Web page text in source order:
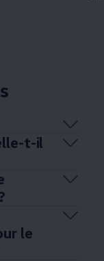
t-il
le